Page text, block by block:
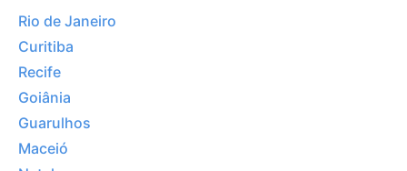
Rio de Janeiro
Curitiba
Recife
Goiânia
Guarulhos
Maceió